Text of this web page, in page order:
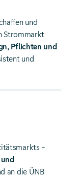
und
Strommarkt
Pflichten und
und
–
an die ÜNB